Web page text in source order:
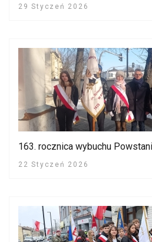
29 Styczeń 2026
163. rocznica wybuchu
22 Styczeń 2026